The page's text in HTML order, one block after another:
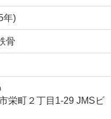
年)
骨
栄町２丁目1-29 JMSビ